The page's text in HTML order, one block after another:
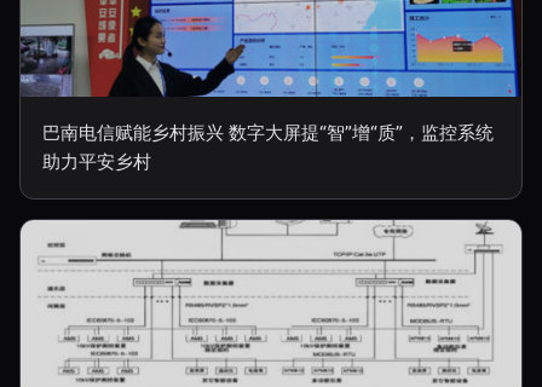
巴南电信赋能乡村振兴 数字大屏提“智”增“质”，监控系统
助力平安乡村